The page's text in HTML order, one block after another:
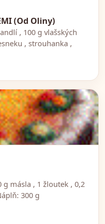
(Od Oliny)
, 100 g vlašských
, strouhanka ,
g másla , 1 žloutek , 0,2
300 g